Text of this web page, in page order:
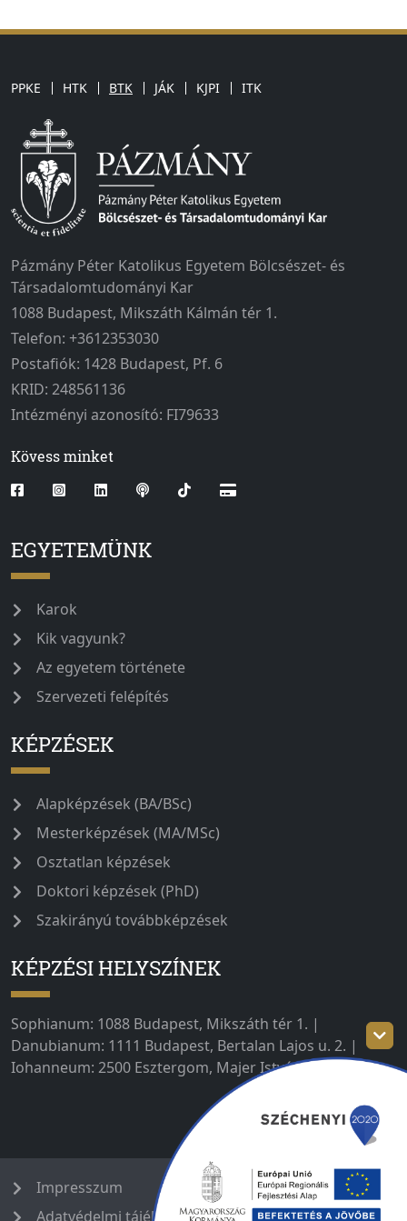
PPKE HTK BTK JÁK KJPI ITK
Pázmány Péter Katolikus Egyetem Bölcsészet- és
Társadalomtudományi Kar
1088 Budapest, Mikszáth Kálmán tér 1.
Telefon: +3612353030
Postafiók: 1428 Budapest, Pf. 6
KRID: 248561136
Intézményi azonosító: FI79633
Kövess minket
EGYETEMÜNK
Karok
Kik vagyunk?
Az egyetem története
Szervezeti felépítés
KÉPZÉSEK
Alapképzések (BA/BSc)
Mesterképzések (MA/MSc)
Osztatlan képzések
Doktori képzések (PhD)
Szakirányú továbbképzések
KÉPZÉSI HELYSZÍNEK
Sophianum: 1088 Budapest, Mikszáth tér 1. |
Danubianum: 1111 Budapest, Bertalan Lajos u. 2. |
Iohanneum: 2500 Esztergom, Majer István út 1–3.
Impresszum
Adatvédelmi tájékoztató